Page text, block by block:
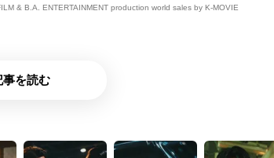
& B.A. ENTERTAINMENT production world sales by K-MOVIE
事を読む